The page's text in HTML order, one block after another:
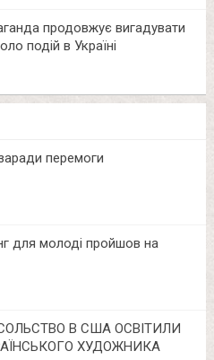
продовжує вигадувати
подій в Україні
перемоги
для молоді пройшов на
В США ОСВІТИЛИ
ХУДОЖНИКА